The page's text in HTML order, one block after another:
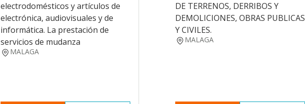
electrodomésticos y artículos de
electrónica, audiovisuales y de
informática. La prestación de
servicios de mudanza
MALAGA
DE TERRENOS, DERRIBOS Y
DEMOLICIONES, OBRAS PUBLICAS
Y CIVILES.
MALAGA